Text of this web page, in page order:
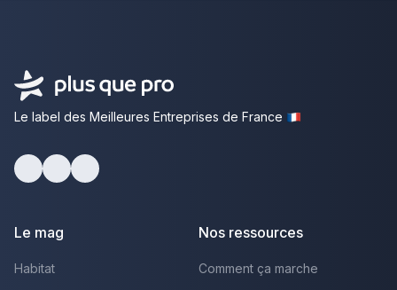
Le label des Meilleures Entreprises de France
Le mag
Habitat
Nos ressources
Comment ça marche